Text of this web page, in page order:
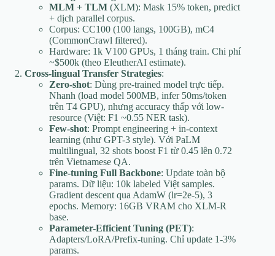
MLM + TLM (XLM): Mask 15% token, predict
+ dịch parallel corpus.
Corpus: CC100 (100 langs, 100GB), mC4
(CommonCrawl filtered).
Hardware: 1k V100 GPUs, 1 tháng train. Chi phí
~$500k (theo EleutherAI estimate).
Cross-lingual Transfer Strategies:
Zero-shot: Dùng pre-trained model trực tiếp.
Nhanh (load model 500MB, infer 50ms/token
trên T4 GPU), nhưng accuracy thấp với low-
resource (Việt: F1 ~0.55 NER task).
Few-shot: Prompt engineering + in-context
learning (như GPT-3 style). Với PaLM
multilingual, 32 shots boost F1 từ 0.45 lên 0.72
trên Vietnamese QA.
Fine-tuning Full Backbone: Update toàn bộ
params. Dữ liệu: 10k labeled Việt samples.
Gradient descent qua AdamW (lr=2e-5), 3
epochs. Memory: 16GB VRAM cho XLM-R
base.
Parameter-Efficient Tuning (PET):
Adapters/LoRA/Prefix-tuning. Chỉ update 1-3%
params.